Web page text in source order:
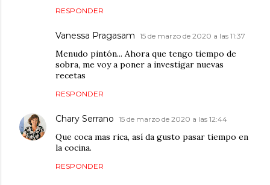
RESPONDER
Vanessa Pragasam 15 de marzo de 2020 a las 11:37
Menudo pintón... Ahora que tengo tiempo de
sobra, me voy a poner a investigar nuevas
recetas
RESPONDER
Chary Serrano 15 de marzo de 2020 a las 12:44
Que coca mas rica, así da gusto pasar tiempo en
la cocina.
RESPONDER